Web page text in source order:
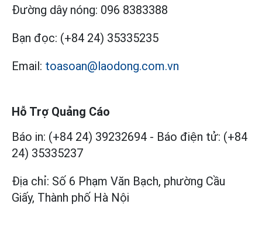
Đường dây nóng: 096 8383388
Bạn đọc: (+84 24) 35335235
Email: toasoan@laodong.com.vn
Hỗ Trợ Quảng Cáo
Báo in: (+84 24) 39232694 - Báo điện tử: (+84
24) 35335237
Địa chỉ: Số 6 Phạm Văn Bạch, phường Cầu
Giấy, Thành phố Hà Nội